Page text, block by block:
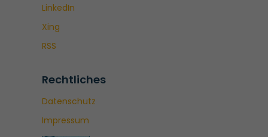
LinkedIn
Xing
RSS
Rechtliches
Datenschutz
Impressum